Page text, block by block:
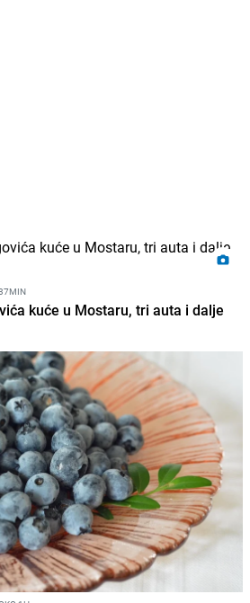
kuće u Mostaru, tri auta i dalje